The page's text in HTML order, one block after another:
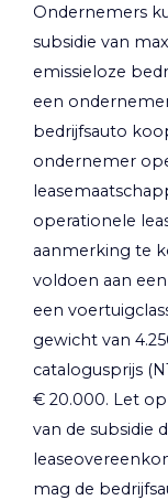
Ondernemers
subsidie van
emissieloze
een
bedrijfsauto
ondernemer
operationele
aanmerking te
voldoen aan
een
gewicht van
catalogusprijs
€ 20.000. Let
van de subsidie
mag de